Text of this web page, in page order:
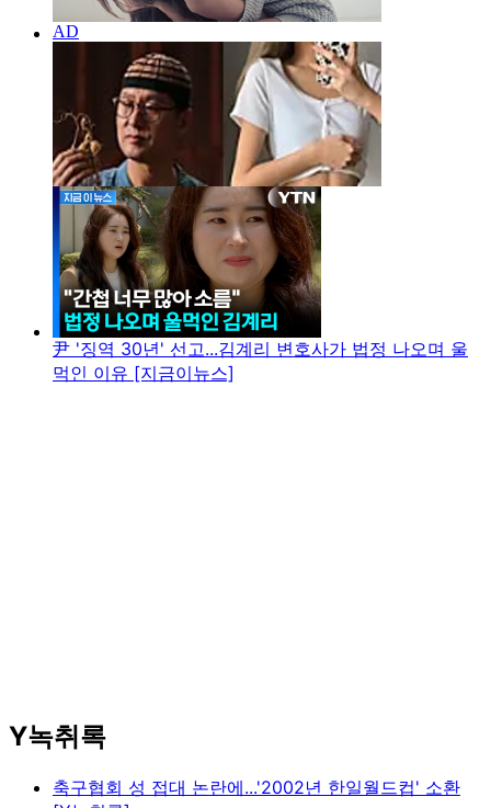
尹 '징역 30년' 선고...김계리 변호사가 법정 나오며 울
먹인 이유 [지금이뉴스]
Y녹취록
축구협회 성 접대 논란에...'2002년 한일월드컵' 소환